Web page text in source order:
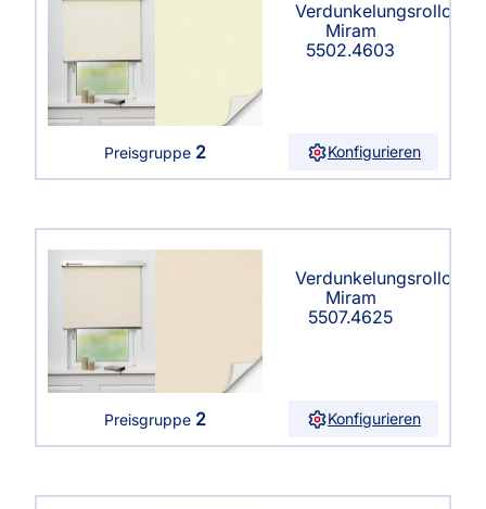
Verdunkelungsrollo
Miram
5502.4603
Preisgruppe 2 Konfigurieren
Verdunkelungsrollo
Miram
5507.4625
Preisgruppe 2 Konfigurieren